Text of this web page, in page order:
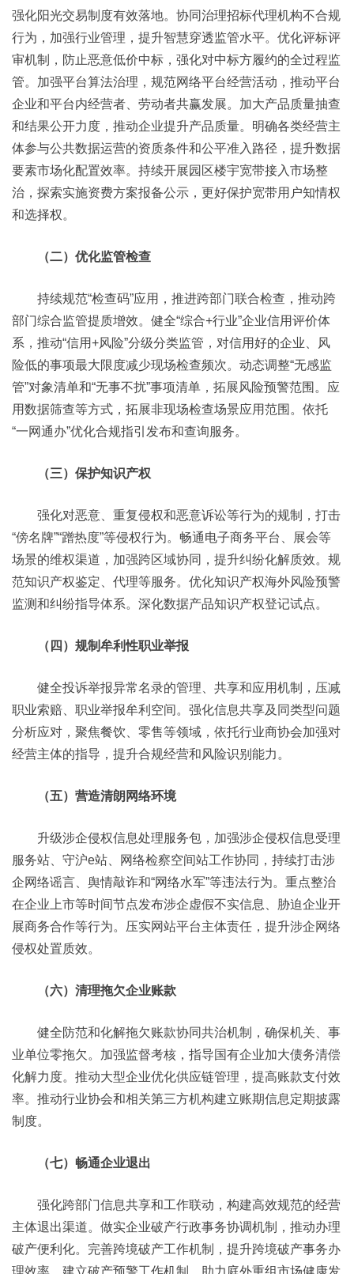
强化阳光交易制度有效落地。协同治理招标代理机构不合规
行为，加强行业管理，提升智慧穿透监管水平。优化评标评
审机制，防止恶意低价中标，强化对中标方履约的全过程监
管。加强平台算法治理，规范网络平台经营活动，推动平台
企业和平台内经营者、劳动者共赢发展。加大产品质量抽查
和结果公开力度，推动企业提升产品质量。明确各类经营主
体参与公共数据运营的资质条件和公平准入路径，提升数据
要素市场化配置效率。持续开展园区楼宇宽带接入市场整
治，探索实施资费方案报备公示，更好保护宽带用户知情权
和选择权。
（二）优化监管检查
持续规范“检查码”应用，推进跨部门联合检查，推动跨
部门综合监管提质增效。健全“综合+行业”企业信用评价体
系，推动“信用+风险”分级分类监管，对信用好的企业、风
险低的事项最大限度减少现场检查频次。动态调整“无感监
管”对象清单和“无事不扰”事项清单，拓展风险预警范围。应
用数据筛查等方式，拓展非现场检查场景应用范围。依托
“一网通办”优化合规指引发布和查询服务。
（三）保护知识产权
强化对恶意、重复侵权和恶意诉讼等行为的规制，打击
“傍名牌”“蹭热度”等侵权行为。畅通电子商务平台、展会等
场景的维权渠道，加强跨区域协同，提升纠纷化解质效。规
范知识产权鉴定、代理等服务。优化知识产权海外风险预警
监测和纠纷指导体系。深化数据产品知识产权登记试点。
（四）规制牟利性职业举报
健全投诉举报异常名录的管理、共享和应用机制，压减
职业索赔、职业举报牟利空间。强化信息共享及同类型问题
分析应对，聚焦餐饮、零售等领域，依托行业商协会加强对
经营主体的指导，提升合规经营和风险识别能力。
（五）营造清朗网络环境
升级涉企侵权信息处理服务包，加强涉企侵权信息受理
服务站、守沪e站、网络检察空间站工作协同，持续打击涉
企网络谣言、舆情敲诈和“网络水军”等违法行为。重点整治
在企业上市等时间节点发布涉企虚假不实信息、胁迫企业开
展商务合作等行为。压实网站平台主体责任，提升涉企网络
侵权处置质效。
（六）清理拖欠企业账款
健全防范和化解拖欠账款协同共治机制，确保机关、事
业单位零拖欠。加强监督考核，指导国有企业加大债务清偿
化解力度。推动大型企业优化供应链管理，提高账款支付效
率。推动行业协会和相关第三方机构建立账期信息定期披露
制度。
（七）畅通企业退出
强化跨部门信息共享和工作联动，构建高效规范的经营
主体退出渠道。做实企业破产行政事务协调机制，推动办理
破产便利化。完善跨境破产工作机制，提升跨境破产事务办
理效率。建立破产预警工作机制，助力庭外重组市场健康发